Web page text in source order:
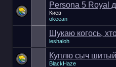
Persona 5 Royal
Киев
okeean
Шукаю когось,
leshaloh
Куплю сыч
BlackHaze